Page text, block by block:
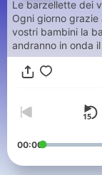
Le barzellette dei
Ogni giorno
vostri bambini la
andranno in onda
00:00